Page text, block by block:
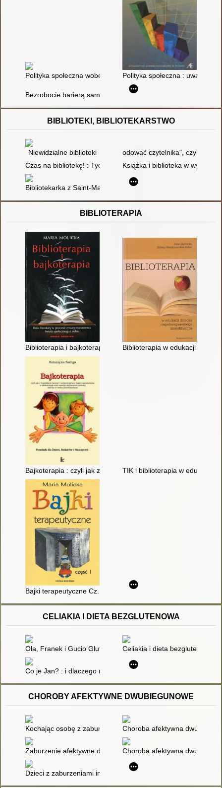
Polityka społeczna wobec bezrobocia w Trzeciej
Polityka społeczna :
Bezrobocie barierą samodzielności
BIBLIOTEKI, BIBLIOTEKARSTWO
Niewidzialne biblioteki
odować czytelnika", czyli o QR
Czas na bibliotekę! : Tydzień Bibliotek 2015
Książka i biblioteka w
Bibliotekarka z Saint-Malo
BIBLIOTERAPIA
Biblioterapia i bajkoterapia : rola literatury w procesie zmiany
Biblioterapia w edukacji
Bajkoterapia : czyli jak z Guziolkiem tworzyć i wykorzystywać
TIK i biblioterapia w edukacji
Bajki terapeutyczne Cz. 1
CELIAKIA I DIETA BEZGLUTENOWA
Ola, Franek i Gucio Gluten : bezglutenowa lektura
Celiakia i dieta bezglutenowa :
Co je Jan? : i dlaczego nie ciastko?
CHOROBY AFEKTYWNE DWUBIEGUNOWE
Kochając osobę z zaburzeniami afektywnymi
Choroba afektywna
Zaburzenie afektywne dwubiegunowe : jak opanować
Choroba afektywna
Dzieci z zaburzeniami integracji sensorycznej : zaburzenia